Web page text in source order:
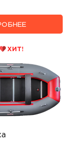
ХИТ!